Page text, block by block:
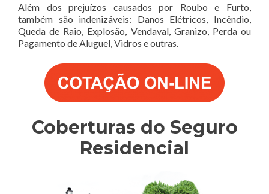
Além dos prejuízos causados por Roubo e Furto,
também são indenizáveis: Danos Elétricos, Incêndio,
Queda de Raio, Explosão, Vendaval, Granizo, Perda ou
Pagamento de Aluguel, Vidros e outras.
Coberturas do Seguro
Residencial